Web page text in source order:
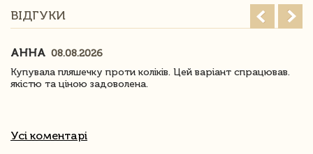
ВІДГУКИ
АННА 08.08.2026
Купувала пляшечку проти коліків. Цей варіант спрацював.
якістю та ціною задоволена.
Усі коментарі